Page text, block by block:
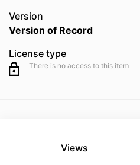
Version
Version of Record
License type
There is no access to this item
Views